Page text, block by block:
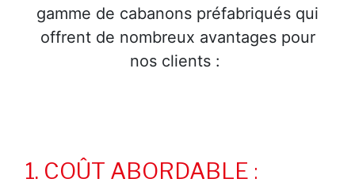
gamme de cabanons préfabriqués qui
offrent de nombreux avantages pour
nos clients :
1. COÛT ABORDABLE :